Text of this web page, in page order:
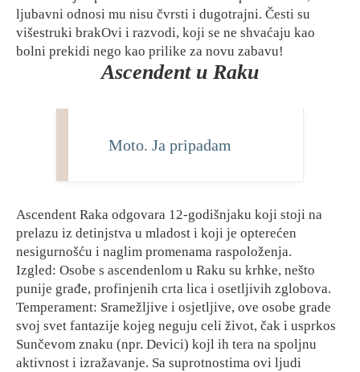
ljubavni odnosi mu nisu čvrsti i dugotrajni. Česti su
višestruki brakOvi i razvodi, koji se ne shvaćaju kao
bolni prekidi nego kao prilike za novu zabavu!
Ascendent u Raku
Moto. Ja pripadam
Ascendent Raka odgovara 12-godišnjaku koji stoji na
prelazu iz detinjstva u mladost i koji je opterećen
nesigurnošću i naglim promenama raspoloženja.
Izgled: Osobe s ascendenlom u Raku su krhke, nešto
punije građe, profinjenih crta lica i osetljivih zglobova.
Temperament: Sramežljive i osjetljive, ove osobe grade
svoj svet fantazije kojeg neguju celi život, čak i usprkos
Sunčevom znaku (npr. Devici) kojl ih tera na spoljnu
aktivnost i izražavanje. Sa suprotnostima ovi ljudi